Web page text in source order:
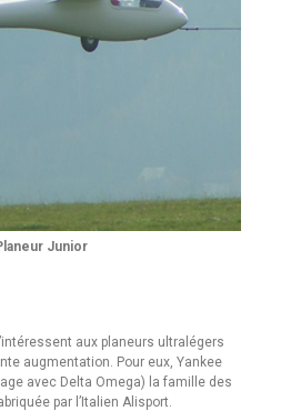
Junior
aux planeurs ultralégers
augmentation. Pour eux, Yankee
avec Delta Omega) la famille des
par l’Italien Alisport.